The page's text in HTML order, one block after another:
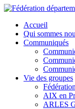
Skip
content
Fédération
Membre de la
maitre
Accueil
Qui sommes
Communiqués
Vie des groupes
AIX en
ARLES